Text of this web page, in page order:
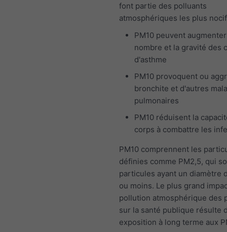
font partie des polluants
atmosphériques les plus
PM10 peuvent
nombre et la gravité des
d'asthme
PM10 provoquent ou
bronchite et d'autres
pulmonaires
PM10 réduisent la
corps à combattre les
PM10 comprennent les
définies comme PM2,5, qui
particules ayant un diamètre
ou moins. Le plus grand
pollution atmosphérique des
sur la santé publique résulte
exposition à long terme aux